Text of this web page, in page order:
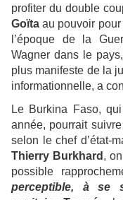
profiter du double
Goïta au pouvoir pour
l’époque de la
Wagner dans le
plus manifeste de la
informationnelle, a
Le Burkina Faso,
année, pourrait
selon le chef d’état-
Thierry Burkhard ,
possible
perceptible, à se